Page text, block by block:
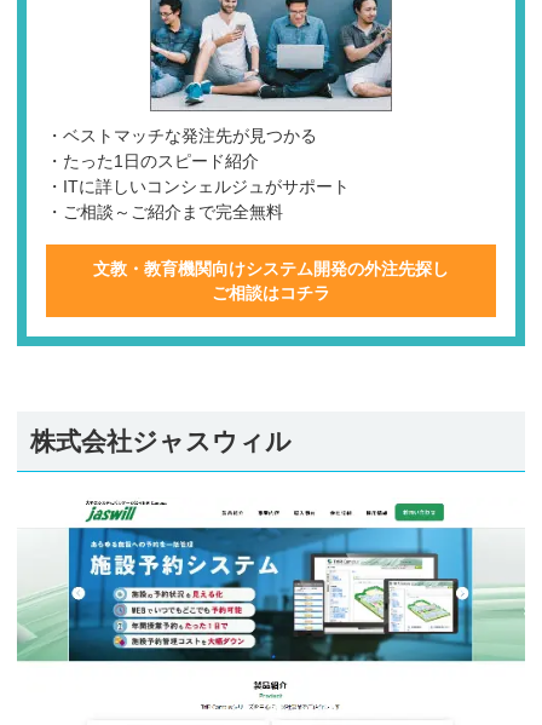
・ベストマッチな発注先が見つかる
・たった1日のスピード紹介
・ITに詳しいコンシェルジュがサポート
・ご相談～ご紹介まで完全無料
文教・教育機関向けシステム開発の外注先探し
ご相談はコチラ
株式会社ジャスウィル